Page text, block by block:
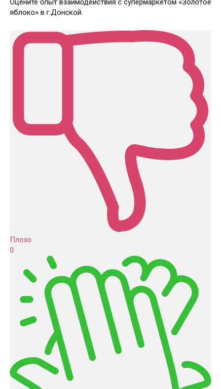
Оцените опыт взаимодействия с супермаркетом «Золотое
яблоко» в г.Донской.
Плохо
0